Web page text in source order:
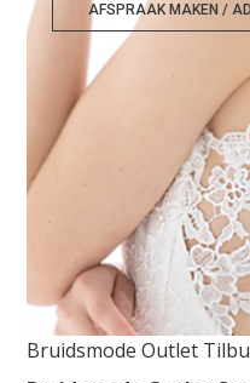
AFSPRAAK MAKEN /
Bruidsmode Outlet
Bruidsmode Outlet